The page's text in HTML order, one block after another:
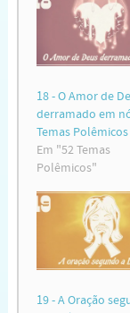
18 - O Amor de
derramado em
Temas Polêmicos
Em "52 Temas
Polêmicos"
19 - A Oração